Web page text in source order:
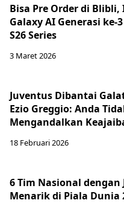
Bisa Pre Order di
Galaxy AI Generasi ke-
S26 Series
3 Maret 2026
Juventus Dibantai
Ezio Greggio: Anda
Mengandalkan
18 Februari 2026
6 Tim Nasional dengan
Menarik di Piala Dunia